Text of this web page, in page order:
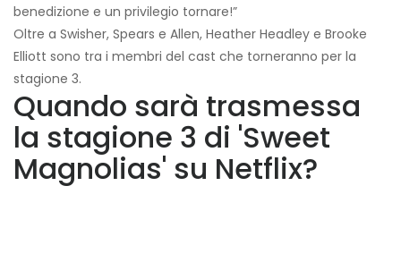
benedizione e un privilegio tornare!”
Oltre a Swisher, Spears e Allen, Heather Headley e Brooke
Elliott sono tra i membri del cast che torneranno per la
stagione 3.
Quando sarà trasmessa
la stagione 3 di 'Sweet
Magnolias' su Netflix?